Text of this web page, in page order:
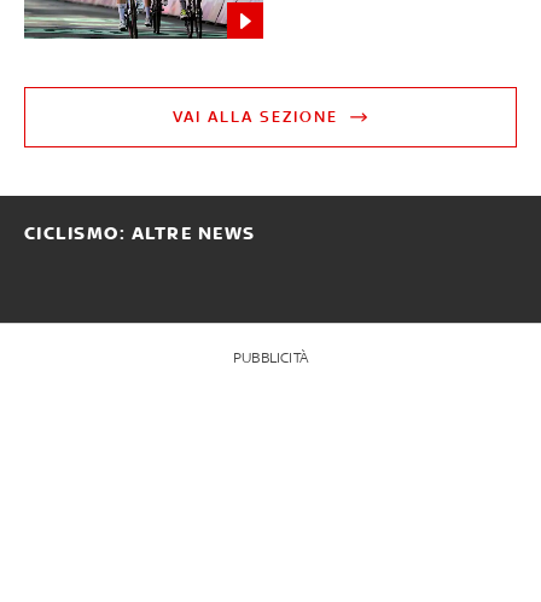
VAI ALLA SEZIONE
CICLISMO: ALTRE NEWS
PUBBLICITÀ